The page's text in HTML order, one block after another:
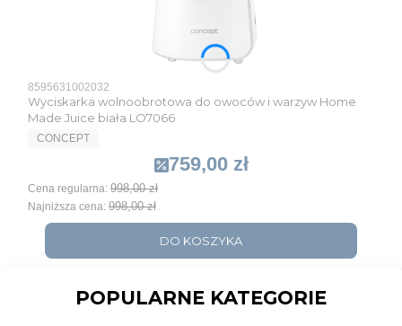
Kod produktu
8595631002032
Wyciskarka wolnoobrotowa do owoców i warzyw Home
Made Juice biała LO7066
PRODUCENT
CONCEPT
Cena promocyjna
759,00 zł
Cena regularna: 998,00 zł
Najniższa cena: 998,00 zł
DO KOSZYKA
POPULARNE KATEGORIE